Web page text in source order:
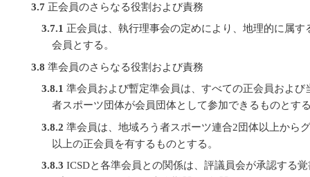
3.7 正会員のさらなる役割および責務
3.7.1 正会員は、執行理事会の定めにより、地理的に属
会員とする。
3.8 準会員のさらなる役割および責務
3.8.1 準会員および暫定準会員は、すべての正会員およ
者スポーツ団体が会員団体として参加できるものとす
3.8.2 準会員は、地域ろう者スポーツ連合2団体以上から
以上の正会員を有するものとする。
3.8.3 ICSDと各準会員との関係は、評議員会が承認する